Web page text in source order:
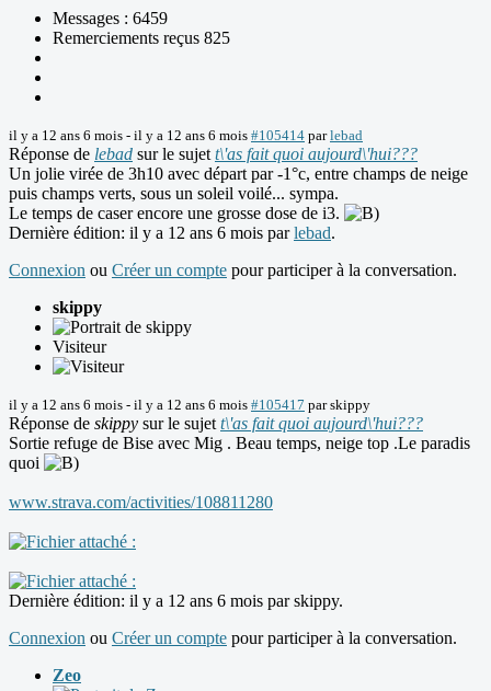
Messages : 6459
Remerciements reçus 825
il y a 12 ans 6 mois - il y a 12 ans 6 mois #105414 parlebad
Réponse de lebad sur le sujet t\'as fait quoi aujourd\'hui???
Un jolie virée de 3h10 avec départ par -1°c, entre champs de neige
puis champs verts, sous un soleil voilé... sympa.
Le temps de caser encore une grosse dose de i3.
Dernière édition: il y a 12 ans 6 mois parlebad.
Connexion ou Créer un compte pour participer à la conversation.
skippy
Visiteur
il y a 12 ans 6 mois - il y a 12 ans 6 mois #105417 parskippy
Réponse de skippy sur le sujet t\'as fait quoi aujourd\'hui???
Sortie refuge de Bise avec Mig . Beau temps, neige top .Le paradis
quoi
www.strava.com/activities/108811280
Dernière édition: il y a 12 ans 6 mois parskippy.
Connexion ou Créer un compte pour participer à la conversation.
Zeo